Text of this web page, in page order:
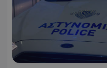
ASP.NET_SessionId